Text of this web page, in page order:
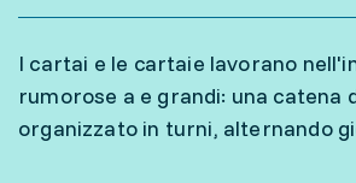
I cartai e le cartaie lavorano
rumorose a e grandi: una catena
organizzato in turni, alternando